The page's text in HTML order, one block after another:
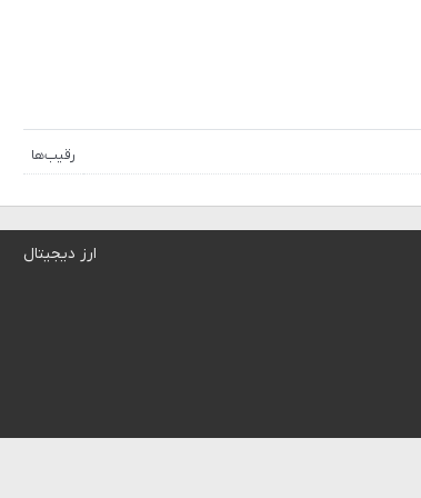
رقیب‌ها
ارز دیجیتال